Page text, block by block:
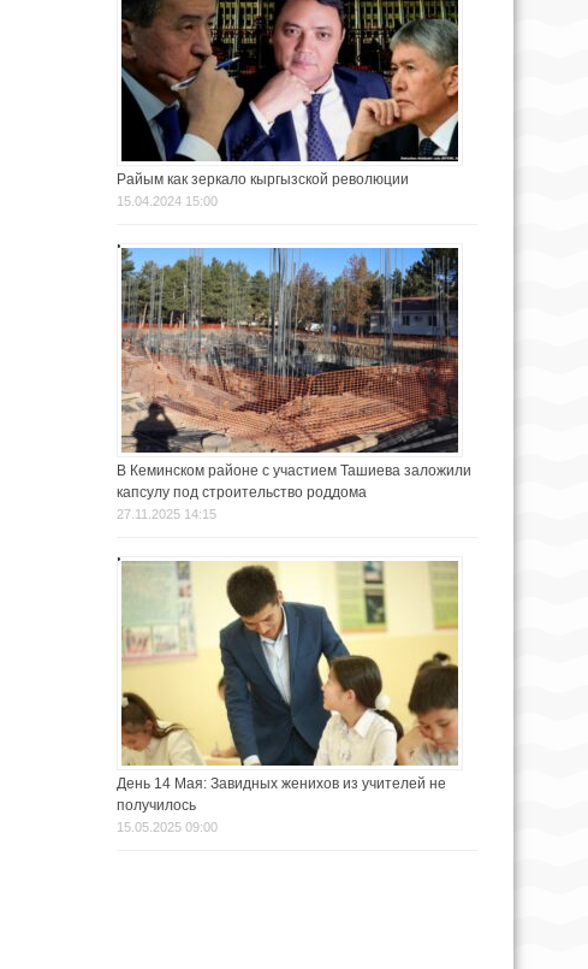
Райым как зеркало кыргызской революции
15.04.2024 15:00
В Кеминском районе с участием Ташиева заложили
капсулу под строительство роддома
27.11.2025 14:15
День 14 Мая: Завидных женихов из учителей не
получилось
15.05.2025 09:00